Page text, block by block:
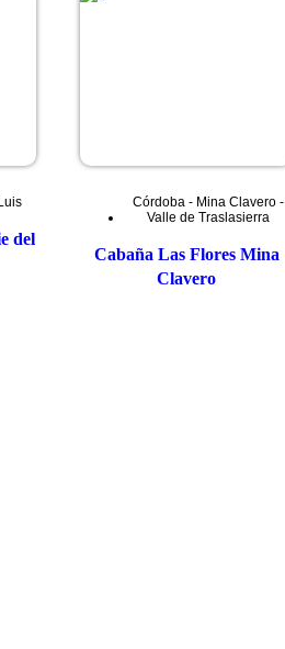
del
Córdoba - Mina Clavero -
Valle de Traslasierra
Cabaña Las Flores Mina
Clavero